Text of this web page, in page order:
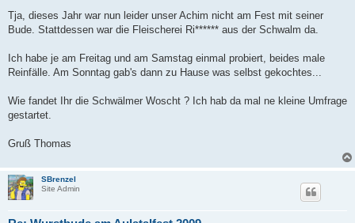
a
Tja, dieses Jahr war nun leider unser Achim nicht am Fest mit seiner
Bude. Stattdessen war die Fleischerei Ri****** aus der Schwalm da.
Ich habe je am Freitag und am Samstag einmal probiert, beides male
Reinfälle. Am Sonntag gab's dann zu Hause was selbst gekochtes...
Wie fandet Ihr die Schwälmer Woscht ? Ich hab da mal ne kleine Umfrage
gestartet.
Gruß Thomas
SBrenzel
Site Admin